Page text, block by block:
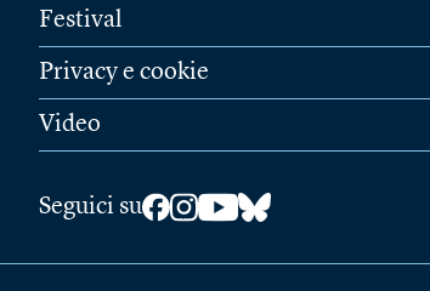
Festival
Privacy e cookie
Video
Seguici su